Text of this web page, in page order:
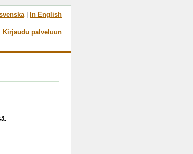
| In English
Kirjaudu palveluun